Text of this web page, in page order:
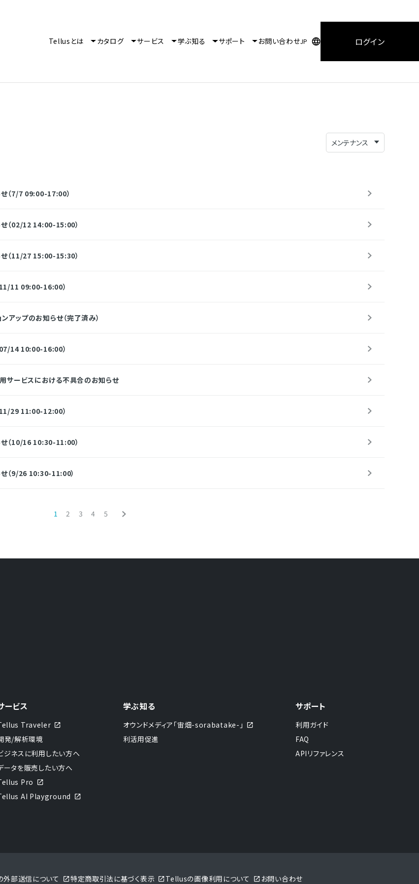
Tellusとは カタログ サービス 学ぶ知る サポート お問い合わせJP ログイン
（7/7 09:00-17:00）
（02/12 14:00-15:00）
（11/27 15:00-15:30）
11 09:00-16:00）
アップのお知らせ（完了済み）
14 10:00-16:00）
用サービスにおける不具合のお知らせ
29 11:00-12:00）
（10/16 10:30-11:00）
（9/26 10:30-11:00）
1 2 3 4 5
ービス
Traveler
発/解析環境
ジネスに利用したい方へ
ータを販売したい方へ
Pro
AI Playground
学ぶ知る
オウンドメディア「宙畑-sorabatake-」
利活用促進
サポート
利用ガイド
FAQ
APIリファレンス
外部送信について 特定商取引法に基づく表示 Tellusの画像利用について お問い合わせ